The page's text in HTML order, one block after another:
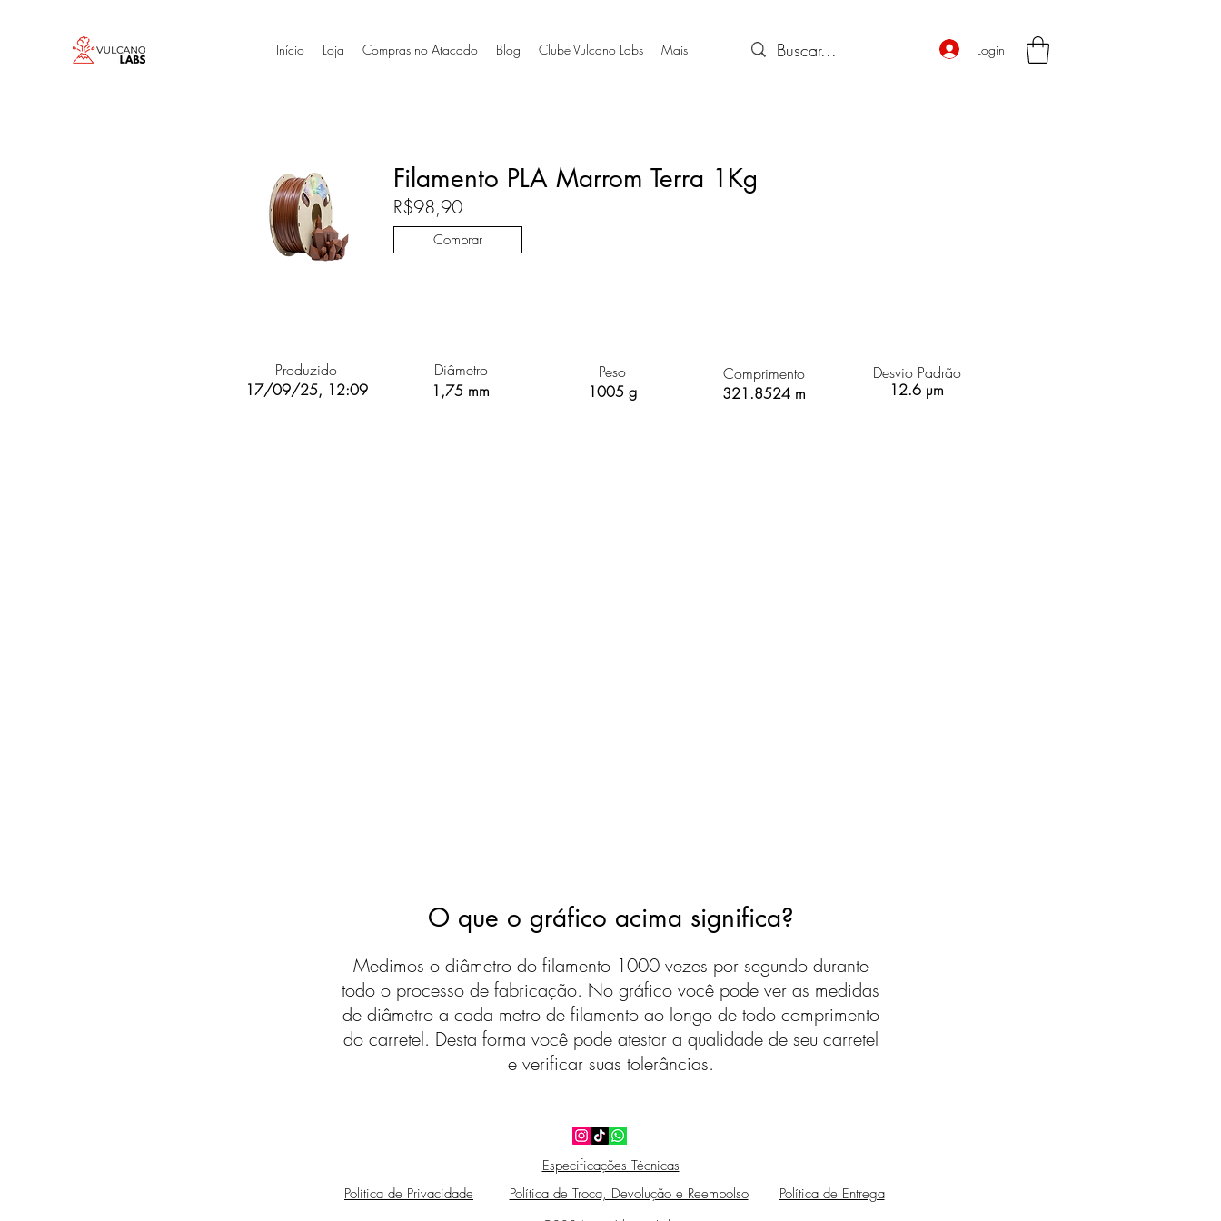
Início Loja Compras no Atacado Blog Clube Vulcano Labs Mais Login
Filamento PLA Marrom Terra 1Kg
R$98,90
Comprar
Produzido
17/09/25, 12:09
Diâmetro
1,75 mm
Peso
1005 g
Comprimento
321.8524 m
Desvio Padrão
12.6 µm
O que o gráfico acima significa?
Medimos o diâmetro do filamento 1000 vezes por segundo durante
todo o processo de fabricação. No gráfico você pode ver as medidas
de diâmetro a cada metro de filamento ao longo de todo comprimento
do carretel. Desta forma você pode atestar a qualidade de seu carretel
e verificar suas tolerâncias.
Especificações Técnicas
Política de Privacidade
Política de Troca, Devolução e Reembolso Política de Entrega